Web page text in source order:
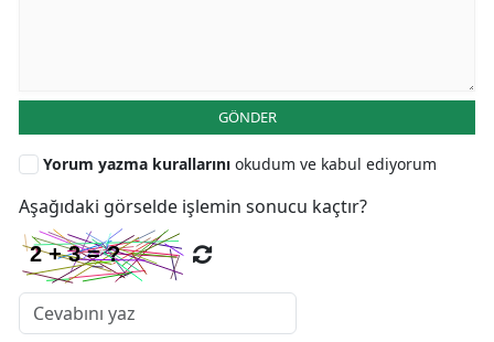
GÖNDER
Yorum yazma kurallarını okudum ve kabul ediyorum
Aşağıdaki görselde işlemin sonucu kaçtır?